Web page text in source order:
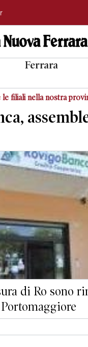
Ferrara
le filiali nella nostra
di Ro sono